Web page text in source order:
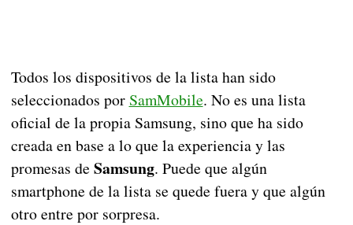
Todos los dispositivos de la lista han sido
seleccionados por SamMobile. No es una lista
oficial de la propia Samsung, sino que ha sido
creada en base a lo que la experiencia y las
promesas de Samsung. Puede que algún
smartphone de la lista se quede fuera y que algún
otro entre por sorpresa.